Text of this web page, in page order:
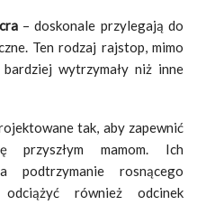
– doskonale przylegają do
Ten rodzaj rajstop, mimo
wytrzymały niż inne
tak, aby zapewnić
przyszłym mamom. Ich
podtrzymanie rosnącego
również odcinek